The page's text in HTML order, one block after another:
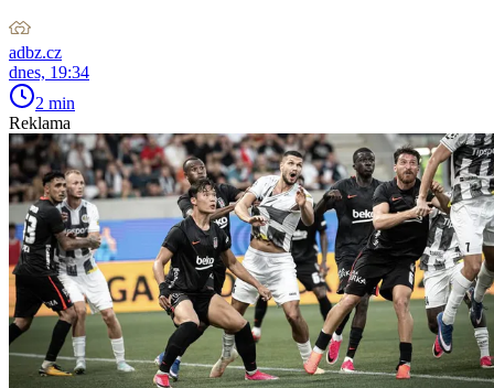
adbz.cz
dnes, 19:34
2 min
Reklama